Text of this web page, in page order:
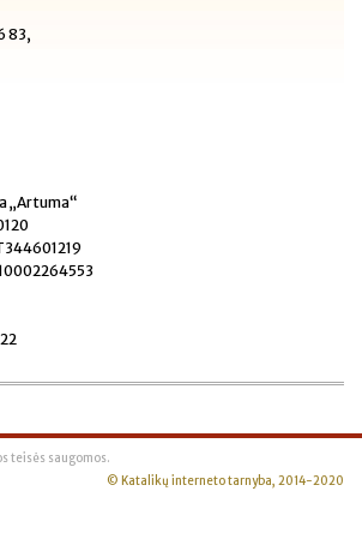
83,
„Artuma“
teisės saugomos.
© Katalikų interneto tarnyba, 2014-2020